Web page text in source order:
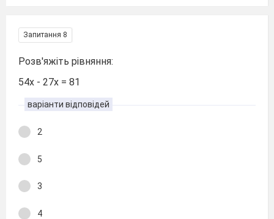
Запитання 8
Розв'яжіть рівняння:
54х - 27х = 81
варіанти відповідей
2
5
3
4